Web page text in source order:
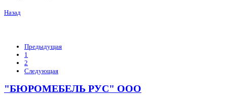
Назад
Предыдущая
1
2
Следующая
"БЮРОМЕБЕЛЬ РУС" OOO